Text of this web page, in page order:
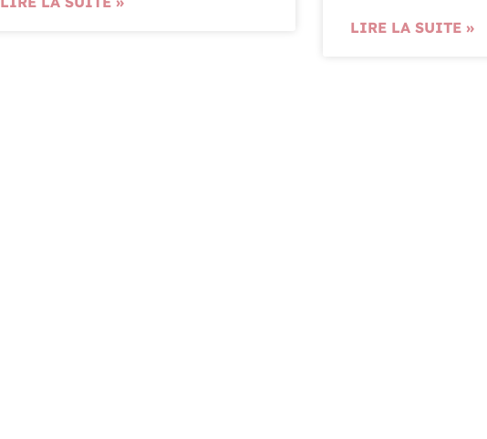
LIRE LA SUITE »